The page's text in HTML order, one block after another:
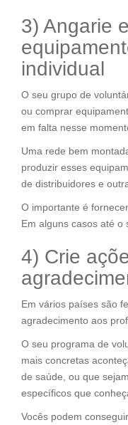
3) Angarie
individual
O seu grupo de
ou comprar
em falta nesse
Uma rede bem
produzir esses
de distribuidores e
O importante é
Em alguns casos até o
4) Crie
Em vários países são
agradecimento aos
O seu programa de
mais concretas
de saúde, ou que
específicos que
Vocês podem